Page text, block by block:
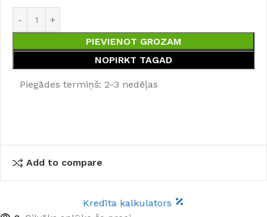
PIEVIENOT GROZAM
NOPIRKT TAGAD
Piegādes termiņš: 2-3 nedēļas
Add to compare
Kredīta kalkulators